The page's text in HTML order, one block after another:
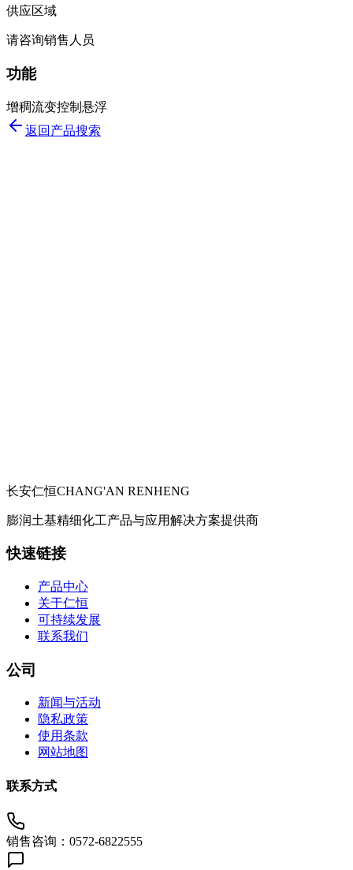
供应区域
请咨询销售人员
功能
增稠流变控制 悬浮
返回产品搜索
长安仁恒CHANG'AN RENHENG
膨润土基精细化工产品与应用解决方案提供商
快速链接
产品中心
关于仁恒
可持续发展
联系我们
公司
新闻与活动
隐私政策
使用条款
网站地图
联系方式
销售咨询：0572-6822555